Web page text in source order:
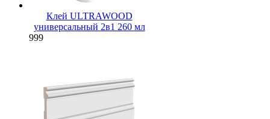
Клей ULTRAWOOD
универсальный 2в1 260 мл
999